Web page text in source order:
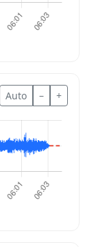
Auto – +